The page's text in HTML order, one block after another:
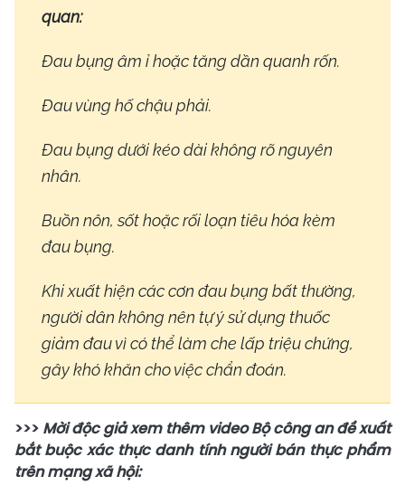
quan:
Đau bụng âm ỉ hoặc tăng dần quanh rốn.
Đau vùng hố chậu phải.
Đau bụng dưới kéo dài không rõ nguyên
nhân.
Buồn nôn, sốt hoặc rối loạn tiêu hóa kèm
đau bụng.
Khi xuất hiện các cơn đau bụng bất thường,
người dân không nên tự ý sử dụng thuốc
giảm đau vì có thể làm che lấp triệu chứng,
gây khó khăn cho việc chẩn đoán.
>>> Mời độc giả xem thêm video Bộ công an đề xuất
bắt buộc xác thực danh tính người bán thực phẩm
trên mạng xã hội: